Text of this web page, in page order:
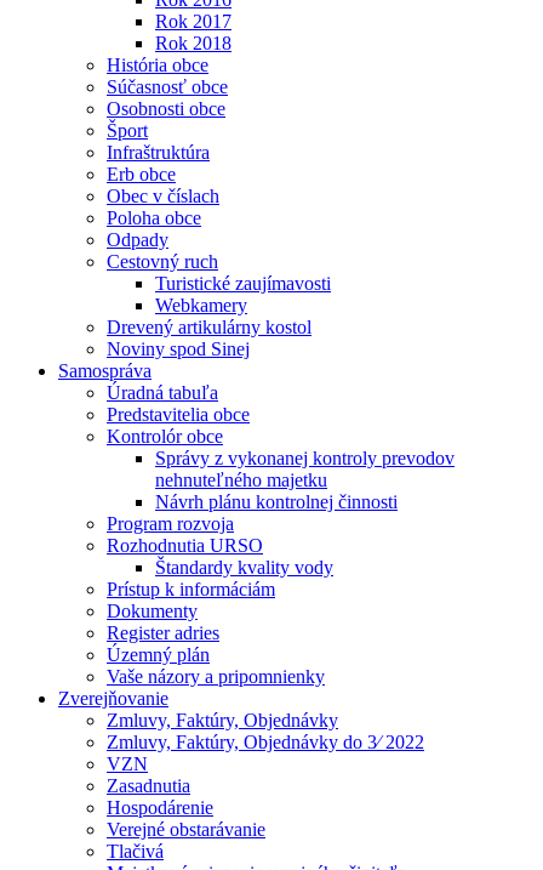
Rok 2017
Rok 2018
História obce
Súčasnosť obce
Osobnosti obce
Šport
Infraštruktúra
Erb obce
Obec v číslach
Poloha obce
Odpady
Cestovný ruch
Turistické zaujímavosti
Webkamery
Drevený artikulárny kostol
Noviny spod Sinej
Samospráva
Úradná tabuľa
Predstavitelia obce
Kontrolór obce
Správy z vykonanej kontroly prevodov
nehnuteľného majetku
Návrh plánu kontrolnej činnosti
Program rozvoja
Rozhodnutia URSO
Štandardy kvality vody
Prístup k informáciám
Dokumenty
Register adries
Územný plán
Vaše názory a pripomnienky
Zverejňovanie
Zmluvy, Faktúry, Objednávky
Zmluvy, Faktúry, Objednávky do 3⁄ 2022
VZN
Zasadnutia
Hospodárenie
Verejné obstarávanie
Tlačivá